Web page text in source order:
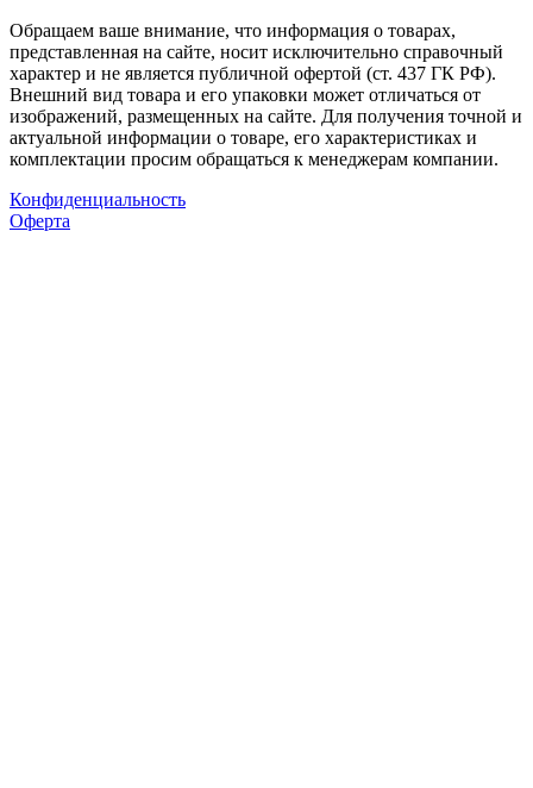
Обращаем ваше внимание, что информация о товарах,
представленная на сайте, носит исключительно справочный
характер и не является публичной офертой (ст. 437 ГК РФ).
Внешний вид товара и его упаковки может отличаться от
изображений, размещенных на сайте. Для получения точной и
актуальной информации о товаре, его характеристиках и
комплектации просим обращаться к менеджерам компании.
Конфиденциальность
Оферта